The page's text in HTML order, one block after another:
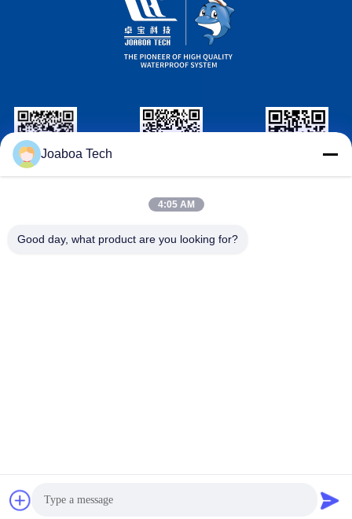
Wechat Identificazione Linkedin Identificazione
Identificazione
Contattici
Joaboa Tech
4:05 AM
Good day, what product are you looking for?